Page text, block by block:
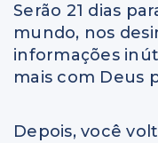
Serão 21 dias
mundo, nos
informações
mais com Deus
Depois, você